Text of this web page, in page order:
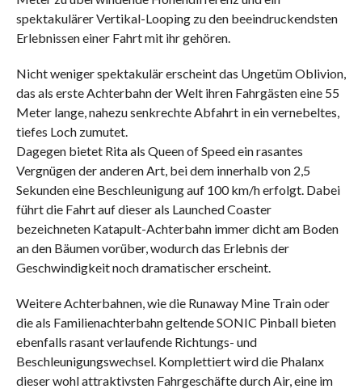
spektakulärer Vertikal-Looping zu den beeindruckendsten
Erlebnissen einer Fahrt mit ihr gehören.
Nicht weniger spektakulär erscheint das Ungetüm Oblivion,
das als erste Achterbahn der Welt ihren Fahrgästen eine 55
Meter lange, nahezu senkrechte Abfahrt in ein vernebeltes,
tiefes Loch zumutet.
Dagegen bietet Rita als Queen of Speed ein rasantes
Vergnügen der anderen Art, bei dem innerhalb von 2,5
Sekunden eine Beschleunigung auf 100 km/h erfolgt. Dabei
führt die Fahrt auf dieser als Launched Coaster
bezeichneten Katapult-Achterbahn immer dicht am Boden
an den Bäumen vorüber, wodurch das Erlebnis der
Geschwindigkeit noch dramatischer erscheint.
Weitere Achterbahnen, wie die Runaway Mine Train oder
die als Familienachterbahn geltende SONIC Pinball bieten
ebenfalls rasant verlaufende Richtungs- und
Beschleunigungswechsel. Komplettiert wird die Phalanx
dieser wohl attraktivsten Fahrgeschäfte durch Air, eine im